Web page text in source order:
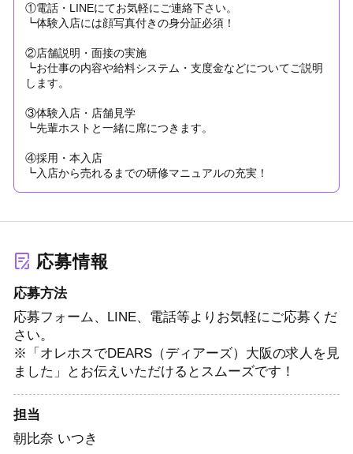
①電話・LINEにてお気軽にご連絡下さい。
┗体験入店には顔写真付きの身分証必須！
②店舗説明・面接の実施
┗お仕事の内容や給料システム・支度金などについてご説明
します。
③体験入店・店舗見学
┗先輩ホストと一緒に席につきます。
④採用・本入店
┗入店から売れるまでの研修マニュアルの充実！
応募情報
応募方法
応募フォーム、LINE、電話等よりお気軽にご応募くだ
さい。
※「オレホスでDEARS（ディアーズ）大阪の求人を見
ました」とお伝えいただけるとスムーズです！
担当
朝比奈 いつき